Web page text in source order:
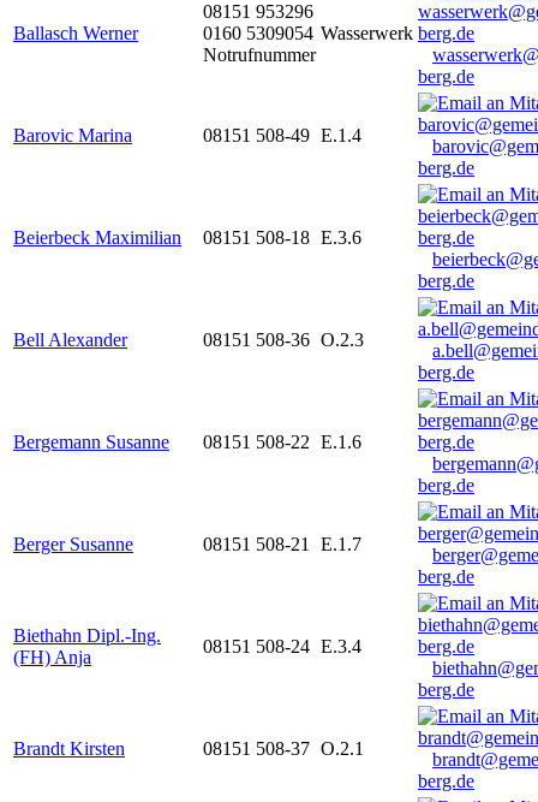
Ballasch Werner
08151 953296
0160 5309054
Notrufnummer
Wasserwerk
berg.de
Barovic Marina 08151 508-49 E.1.4
berg.de
Beierbeck Maximilian 08151 508-18 E.3.6
berg.de
Bell Alexander 08151 508-36 O.2.3
berg.de
Bergemann Susanne 08151 508-22 E.1.6
berg.de
Berger Susanne 08151 508-21 E.1.7
berg.de
Biethahn Dipl.-Ing.
(FH) Anja
08151 508-24 E.3.4
berg.de
Brandt Kirsten 08151 508-37 O.2.1
berg.de